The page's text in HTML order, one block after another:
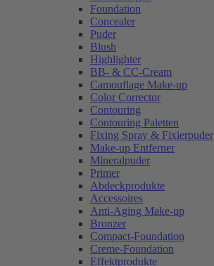
Foundation
Concealer
Puder
Blush
Highlighter
BB- & CC-Cream
Camouflage Make-up
Color Corrector
Contouring
Contouring Paletten
Fixing Spray & Fixierpuder
Make-up Entferner
Mineralpuder
Primer
Abdeckprodukte
Accessoires
Anti-Aging Make-up
Bronzer
Compact-Foundation
Creme-Foundation
Effektprodukte